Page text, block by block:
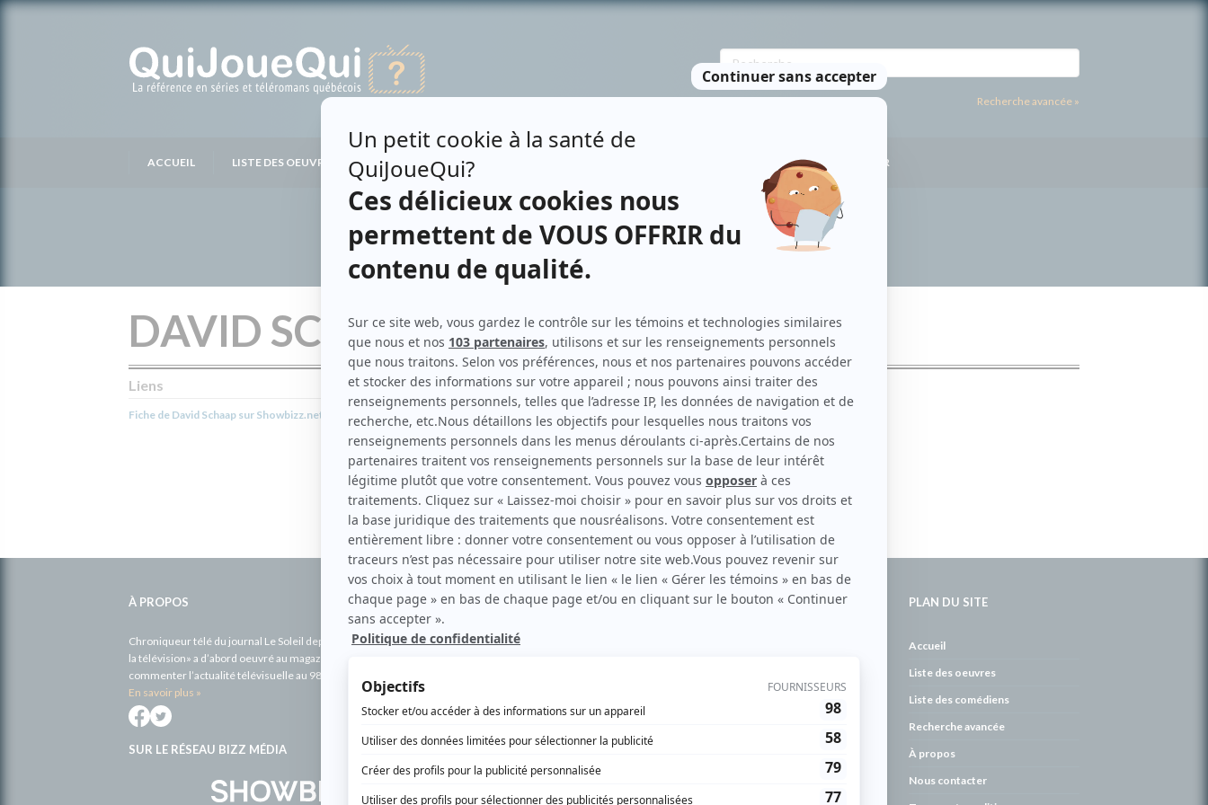
Recherche avancée »
ACCUEIL LISTE DES OEUVRES LISTE DES PERSONNES NOUS CONTACTER
DAVID SCHAAP
Liens
Fiche de David Schaap sur Showbizz.net
Personnages
Match! (15/love) (Hartley Myers)
L'ombre de l'épervier – La suite (Sergent McKenna)
À PROPOS
Chroniqueur télé du journal Le Soleil depuis 2001, Richard Therrien carbure à son petit écran. Celui qu’on surnomme parfois «l’encyclopédie de
la télévision» a d’abord oeuvré au magazine TV Hebdo de 1996 à 2001. Sa spécialité: la télé québécoise. On peut l’entendre régulièrement
commenter l’actualité télévisuelle au 98,5.
En savoir plus »
SUR LE RÉSEAU BIZZ MÉDIA
PLAN DU SITE
Accueil
Liste des oeuvres
Liste des comédiens
Recherche avancée
À propos
Nous contacter